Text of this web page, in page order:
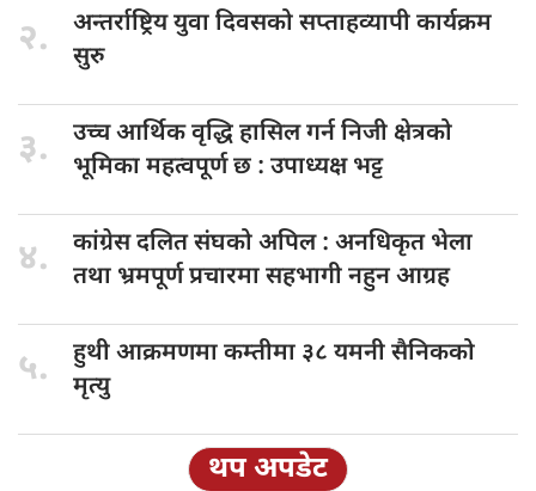
२. अन्तर्राष्ट्रिय युवादिवसको सप्ताहव्यापी कार्यक्रम
सुरु
३. उच्च आर्थिकवृद्धि हासिल गर्न निजी क्षेत्रको
भूमिका महत्वपूर्ण छ : उपाध्यक्ष भट्ट
४. कांग्रेस दलितसंघको अपिल : अनधिकृत भेला
तथा भ्रमपूर्ण प्रचारमा सहभागी नहुन आग्रह
५. हुथी आक्रमणमाकम्तीमा ३८ यमनी सैनिकको
मृत्यु
थप अपडेट